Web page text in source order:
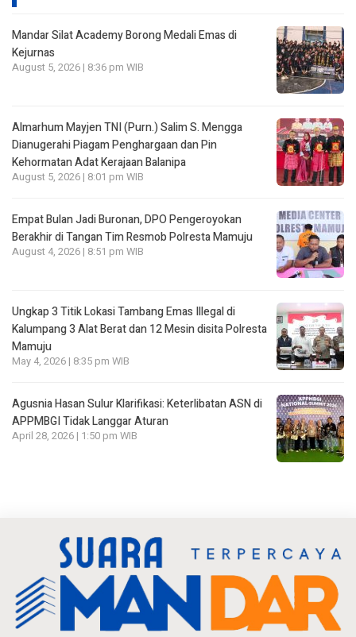
Mandar Silat Academy Borong Medali Emas di
Kejurnas
August 5, 2026 | 8:36 pm WIB
Almarhum Mayjen TNI (Purn.) Salim S. Mengga
Dianugerahi Piagam Penghargaan dan Pin
Kehormatan Adat Kerajaan Balanipa
August 5, 2026 | 8:01 pm WIB
Empat Bulan Jadi Buronan, DPO Pengeroyokan
Berakhir di Tangan Tim Resmob Polresta Mamuju
August 4, 2026 | 8:51 pm WIB
Ungkap 3 Titik Lokasi Tambang Emas Illegal di
Kalumpang 3 Alat Berat dan 12 Mesin disita Polresta
Mamuju
May 4, 2026 | 8:35 pm WIB
Agusnia Hasan Sulur Klarifikasi: Keterlibatan ASN di
APPMBGI Tidak Langgar Aturan
April 28, 2026 | 1:50 pm WIB